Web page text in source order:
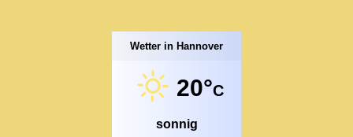
Wetter in Hannover
20°C
sonnig